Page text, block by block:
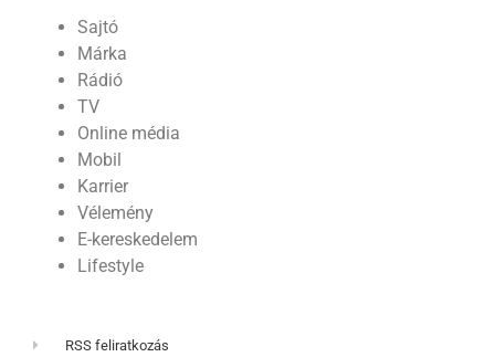
Sajtó
Márka
Rádió
TV
Online média
Mobil
Karrier
Vélemény
E-kereskedelem
Lifestyle
RSS feliratkozás